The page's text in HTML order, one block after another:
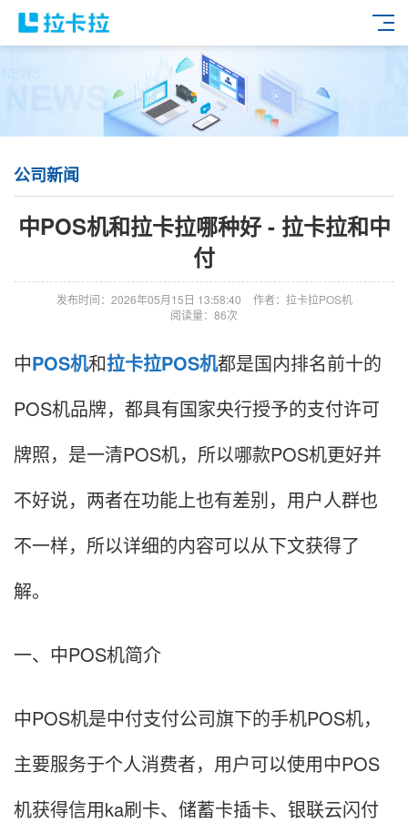
公司新闻
中POS机和拉卡拉哪种好 - 拉卡拉和中
付
发布时间：2026年05月15日 13:58:40
作者：拉卡拉POS机
阅读量：86次
中POS机和拉卡拉POS机都是国内排名前十的
POS机品牌，都具有国家央行授予的支付许可
牌照，是一清POS机，所以哪款POS机更好并
不好说，两者在功能上也有差别，用户人群也
不一样，所以详细的内容可以从下文获得了
解。
一、中POS机简介
中POS机是中付支付公司旗下的手机POS机，
主要服务于个人消费者，用户可以使用中POS
机获得信用ka刷卡、储蓄卡插卡、银联云闪付